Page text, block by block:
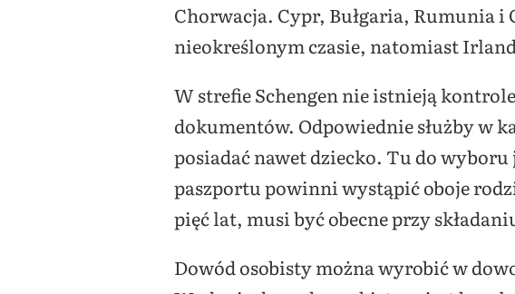
Chorwacja. Cypr, Bułgaria, Rumunia
nieokreślonym czasie, natomiast
W strefie Schengen nie istnieją
dokumentów. Odpowiednie służby w
posiadać nawet dziecko. Tu do
paszportu powinni wystąpić oboje
pięć lat, musi być obecne przy
Dowód osobisty można wyrobić w